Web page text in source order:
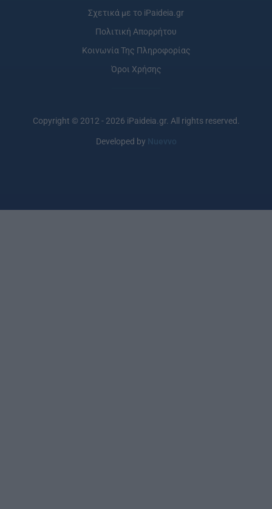
Σχετικά με το iPaideia.gr
Πολιτική Απορρήτου
Κοινωνία Της Πληροφορίας
Όροι Χρήσης
Copyright © 2012 - 2026 iPaideia.gr. All rights reserved.
Developed by